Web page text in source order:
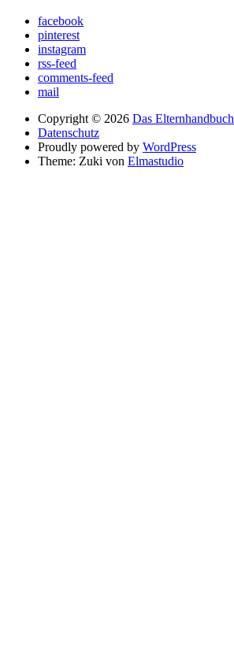
facebook
pinterest
instagram
rss-feed
comments-feed
mail
Copyright © 2026 Das Elternhandbuch
Datenschutz
Proudly powered by WordPress
Theme: Zuki von Elmastudio